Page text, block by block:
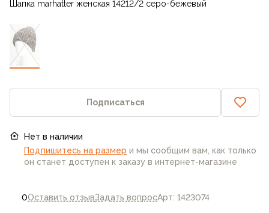
0Оставить отзывЗадать вопросАрт: 1423074
Шапка marhatter женская 14212/2 серо-бежевый
Подписаться
Нет в наличии
Подпишитесь на размер и мы сообщим вам, как только
он станет доступен к заказу в интернет-магазине